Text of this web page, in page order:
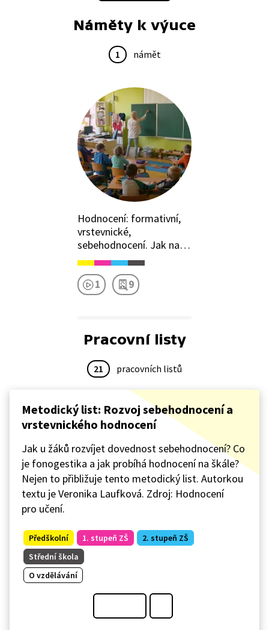
Náměty k výuce
1 námět
Hodnocení: formativní,
vrstevnické,
sebehodnocení. Jak na
ně?
1 9
Pracovní listy
21 pracovních listů
Metodický list: Rozvoj sebehodnocení a
vrstevnického hodnocení
Jak u žáků rozvíjet dovednost sebehodnocení? Co
je fonogestika a jak probíhá hodnocení na škále?
Nejen to přibližuje tento metodický list. Autorkou
textu je Veronika Laufková. Zdroj: Hodnocení
pro učení.
Předškolní 1. stupeň ZŠ
2. stupeň ZŠ
Střední škola
O vzdělávání